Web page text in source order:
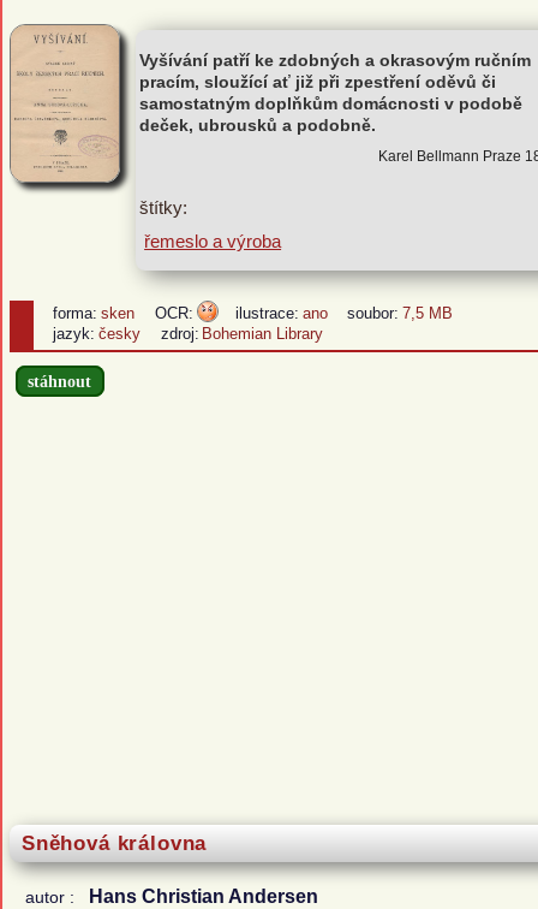
Vyšívání patří ke zdobných a okrasovým ručním
pracím, sloužící ať již při zpestření oděvů či
samostatným doplňkům domácnosti v podobě
deček, ubrousků a podobně.
Karel Bellmann Praze
štítky:
řemeslo a výroba
forma: sken OCR: ilustrace: ano soubor: 7,5 MB
jazyk: česky zdroj: Bohemian Library
stáhnout
Sněhová královna
autor : Hans Christian Andersen